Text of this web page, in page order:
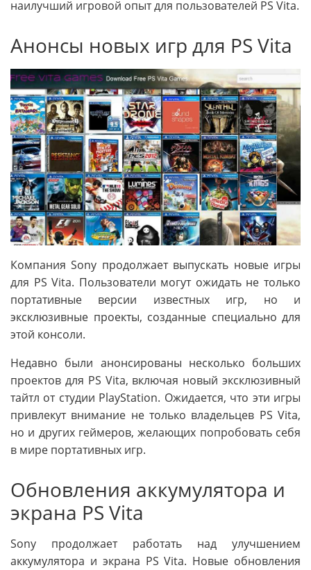
наилучший игровой опыт для пользователей PS Vita.
Анонсы новых игр для PS Vita
Компания Sony продолжает выпускать новые игры
для PS Vita. Пользователи могут ожидать не только
портативные версии известных игр, но и
эксклюзивные проекты, созданные специально для
этой консоли.
Недавно были анонсированы несколько больших
проектов для PS Vita, включая новый эксклюзивный
тайтл от студии PlayStation. Ожидается, что эти игры
привлекут внимание не только владельцев PS Vita,
но и других геймеров, желающих попробовать себя
в мире портативных игр.
Обновления аккумулятора и
экрана PS Vita
Sony продолжает работать над улучшением
аккумулятора и экрана PS Vita. Новые обновления